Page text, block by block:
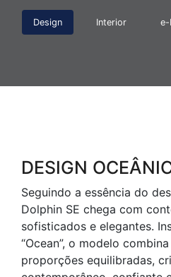
Design Interior e-
DESIGN
Seguindo a essência do
Dolphin SE chega com
sofisticados e elegantes.
“Ocean”, o modelo
proporções equilibradas,